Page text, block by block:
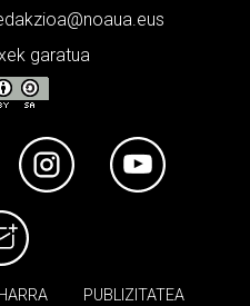
garatua
PUBLIZITATEA